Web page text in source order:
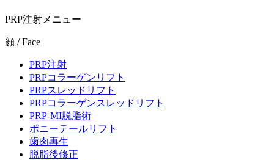
PRP注射メニュー
顔 / Face
PRP注射
PRPコラーゲンリフト
PRPスレッドリフト
PRPコラーゲンスレッドリフト
PRP-MI脱脂術
ポニーテールリフト
歯肉再生
脱脂後修正